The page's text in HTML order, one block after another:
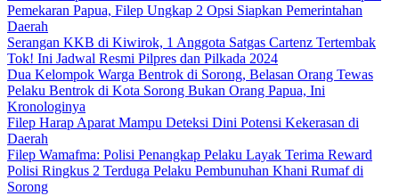
Pemekaran Papua, Filep Ungkap 2 Opsi Siapkan Pemerintahan
Daerah
Serangan KKB di Kiwirok, 1 Anggota Satgas Cartenz Tertembak
Tok! Ini Jadwal Resmi Pilpres dan Pilkada 2024
Dua Kelompok Warga Bentrok di Sorong, Belasan Orang Tewas
Pelaku Bentrok di Kota Sorong Bukan Orang Papua, Ini
Kronologinya
Filep Harap Aparat Mampu Deteksi Dini Potensi Kekerasan di
Daerah
Filep Wamafma: Polisi Penangkap Pelaku Layak Terima Reward
Polisi Ringkus 2 Terduga Pelaku Pembunuhan Khani Rumaf di
Sorong